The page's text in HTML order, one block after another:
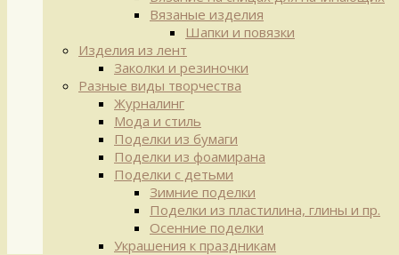
Вязаные изделия
Шапки и повязки
Изделия из лент
Заколки и резиночки
Разные виды творчества
Журналинг
Мода и стиль
Поделки из бумаги
Поделки из фоамирана
Поделки с детьми
Зимние поделки
Поделки из пластилина, глины и пр.
Осенние поделки
Украшения к праздникам